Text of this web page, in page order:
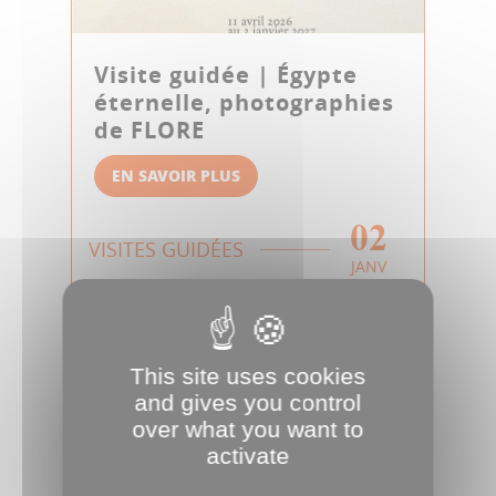
Visite guidée | Égypte
éternelle, photographies
de FLORE
EN SAVOIR PLUS
VISITES GUIDÉES 02
JANV
This site uses cookies
and gives you control
over what you want to
activate